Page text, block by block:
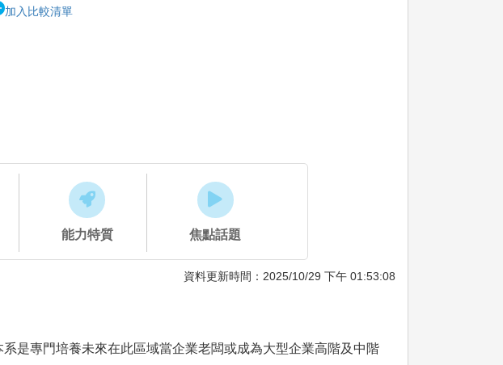
加入比較清單
能力特質 焦點話題
資料更新時間：2025/10/29 下午 01:53:08
是專門培養未來在此區域當企業老闆或成為大型企業高階及中階